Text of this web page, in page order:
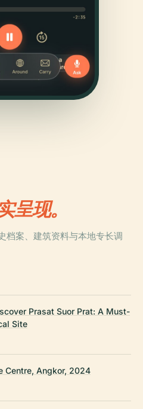
呈现。
档案、建筑资料与本地专长调
Prasat Suor Prat: A Must-
Site
Centre, Angkor, 2024